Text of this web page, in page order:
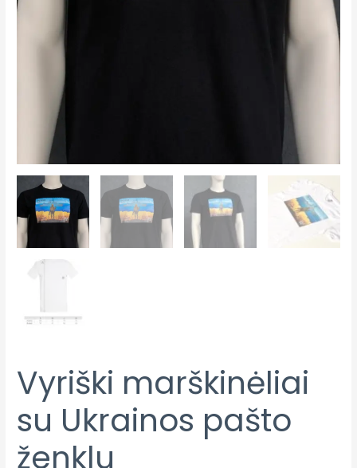
Vyriški marškinėliai
su Ukrainos pašto
ženklu